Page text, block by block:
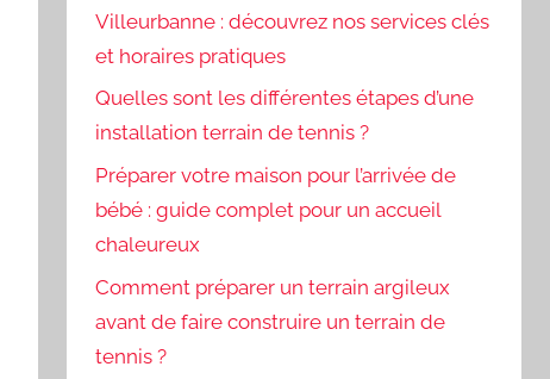
Villeurbanne : découvrez nos services clés
et horaires pratiques
Quelles sont les différentes étapes d’une
installation terrain de tennis ?
Préparer votre maison pour l’arrivée de
bébé : guide complet pour un accueil
chaleureux
Comment préparer un terrain argileux
avant de faire construire un terrain de
tennis ?